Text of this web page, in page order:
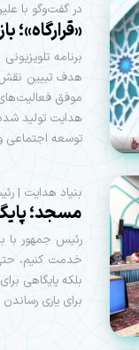
در گفت‌وگو با
برنامه
هدف تبیین
موفق
هدایت تولید
توسعه اجتماعی
بنیاد هدایت |
مسجد؛
رئیس جمهور با
خدمت کنیم،
بلکه پایگاهی
برای یاری